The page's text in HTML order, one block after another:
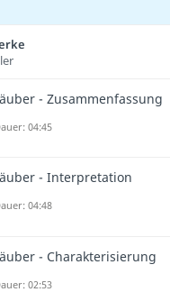
- Zusammenfassung
04:45
- Interpretation
04:48
- Charakterisierung
02:53